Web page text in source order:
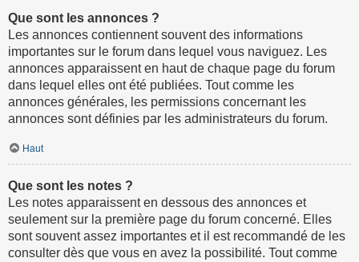
Que sont les annonces ?
Les annonces contiennent souvent des informations
importantes sur le forum dans lequel vous naviguez. Les
annonces apparaissent en haut de chaque page du forum
dans lequel elles ont été publiées. Tout comme les
annonces générales, les permissions concernant les
annonces sont définies par les administrateurs du forum.
Haut
Que sont les notes ?
Les notes apparaissent en dessous des annonces et
seulement sur la première page du forum concerné. Elles
sont souvent assez importantes et il est recommandé de les
consulter dès que vous en avez la possibilité. Tout comme